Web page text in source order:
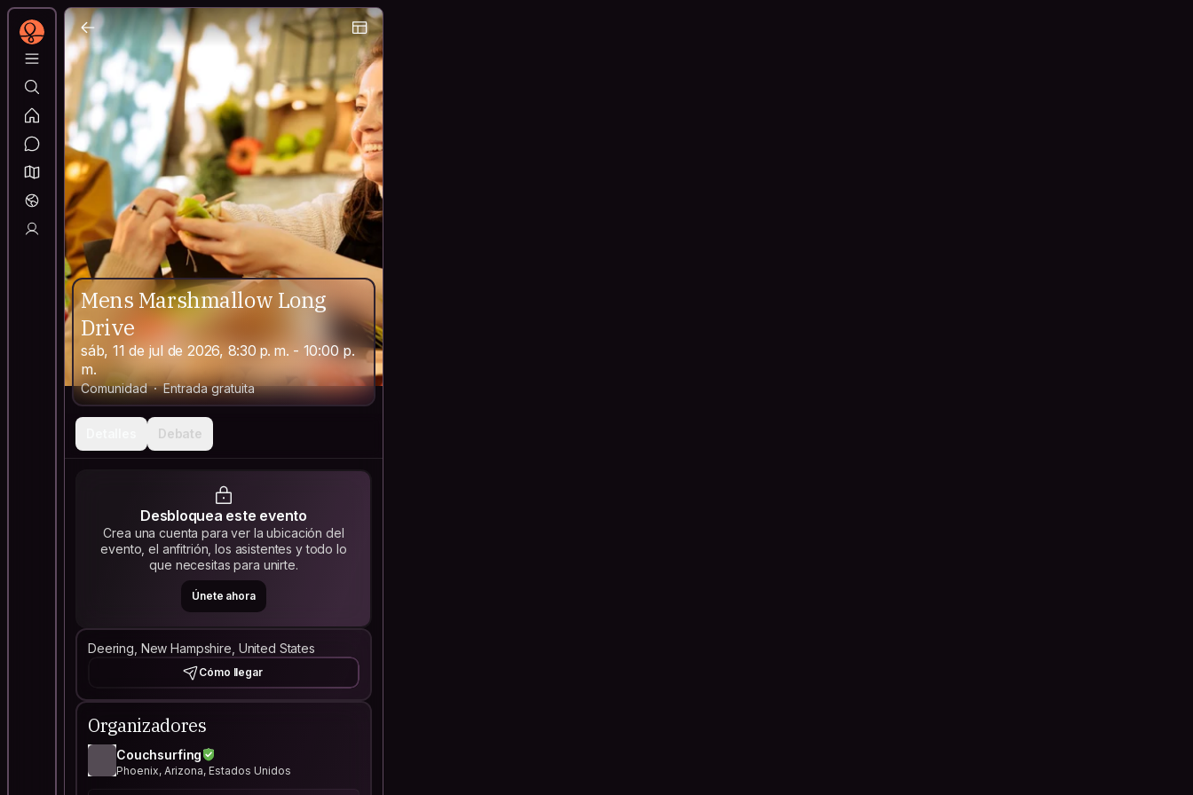
Mens Marshmallow Long
Drive
sáb, 11 de jul de 2026, 8:30 p. m. - 10:00 p.
m.
Comunidad Entrada gratuita
Debate
Desbloquea este evento
Crea una cuenta para ver la ubicación del
evento, el anfitrión, los asistentes y todo lo
que necesitas para unirte.
Únete ahora
Deering, New Hampshire, United States
Cómo llegar
Organizadores
Couchsurfing
Phoenix, Arizona, Estados Unidos